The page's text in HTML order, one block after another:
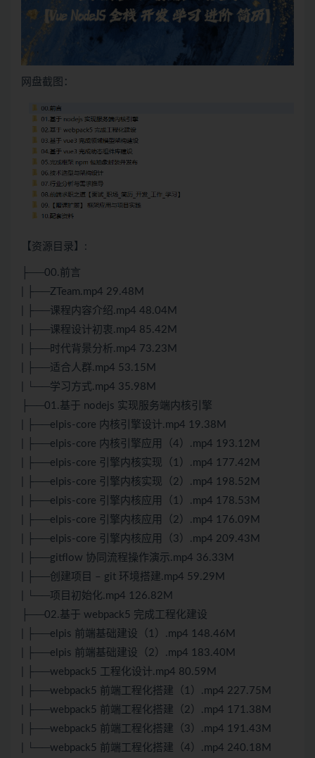
网盘截图：
【资源目录】:
├──00.前言
| ├──ZTeam.mp4 29.48M
| ├──课程内容介绍.mp4 48.04M
| ├──课程设计初衷.mp4 85.42M
| ├──时代背景分析.mp4 73.23M
| ├──适合人群.mp4 53.15M
| └──学习方式.mp4 35.98M
├──01.基于 nodejs 实现服务端内核引擎
| ├──elpis-core 内核引擎设计.mp4 19.38M
| ├──elpis-core 内核引擎应用（4）.mp4 193.12M
| ├──elpis-core 引擎内核实现（1）.mp4 177.42M
| ├──elpis-core 引擎内核实现（2）.mp4 198.52M
| ├──elpis-core 引擎内核应用（1）.mp4 178.53M
| ├──elpis-core 引擎内核应用（2）.mp4 176.09M
| ├──elpis-core 引擎内核应用（3）.mp4 209.43M
| ├──gitflow 协同流程操作演示.mp4 36.33M
| ├──创建项目 – git 环境搭建.mp4 59.29M
| └──项目初始化.mp4 126.82M
├──02.基于 webpack5 完成工程化建设
| ├──elpis 前端基础建设（1）.mp4 148.46M
| ├──elpis 前端基础建设（2）.mp4 183.40M
| ├──webpack5 工程化设计.mp4 80.59M
| ├──webpack5 前端工程化搭建（1）.mp4 227.75M
| ├──webpack5 前端工程化搭建（2）.mp4 171.38M
| ├──webpack5 前端工程化搭建（3）.mp4 191.43M
| └──webpack5 前端工程化搭建（4）.mp4 240.18M